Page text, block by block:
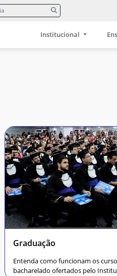
Institucional
Graduação
Entenda como funcionam os
bacharelado ofertados pelo